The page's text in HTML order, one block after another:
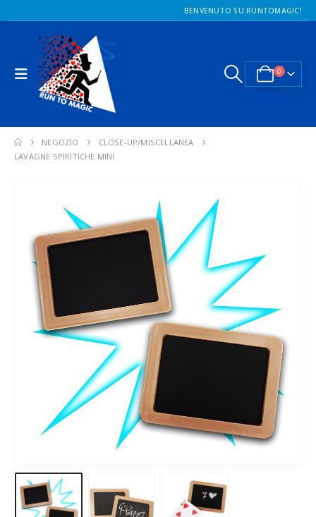
BENVENUTO SU RUNTOMAGIC!
0
NEGOZIO
CLOSE-UP/MISCELLANEA
LAVAGNE SPIRITICHE MINI